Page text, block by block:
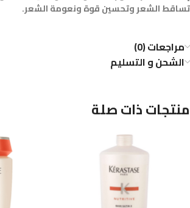
تساقط الشعر وتحسين قوة ونعومة الشعر.
مراجعات (0)
الشحن و التسليم
منتجات ذات صلة